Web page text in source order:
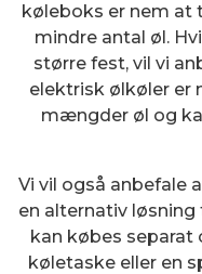
køleboks er nem at
mindre antal øl.
større fest, vil vi
elektrisk ølkøler er
mængder øl og
Vi vil også anbefale
en alternativ
kan købes separat
køletaske eller en